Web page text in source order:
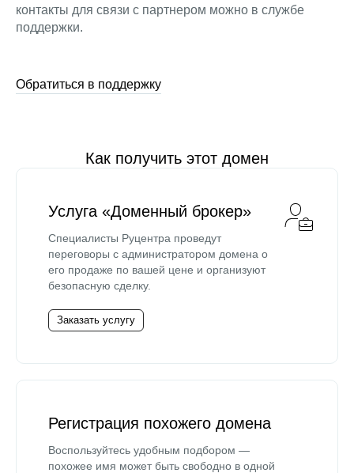
контакты для связи с партнером можно в службе
поддержки.
Обратиться в поддержку
Как получить этот домен
Услуга «Доменный брокер»
Специалисты Руцентра проведут
переговоры с администратором домена о
его продаже по вашей цене и организуют
безопасную сделку.
Заказать услугу
Регистрация похожего домена
Воспользуйтесь удобным подбором —
похожее имя может быть свободно в одной